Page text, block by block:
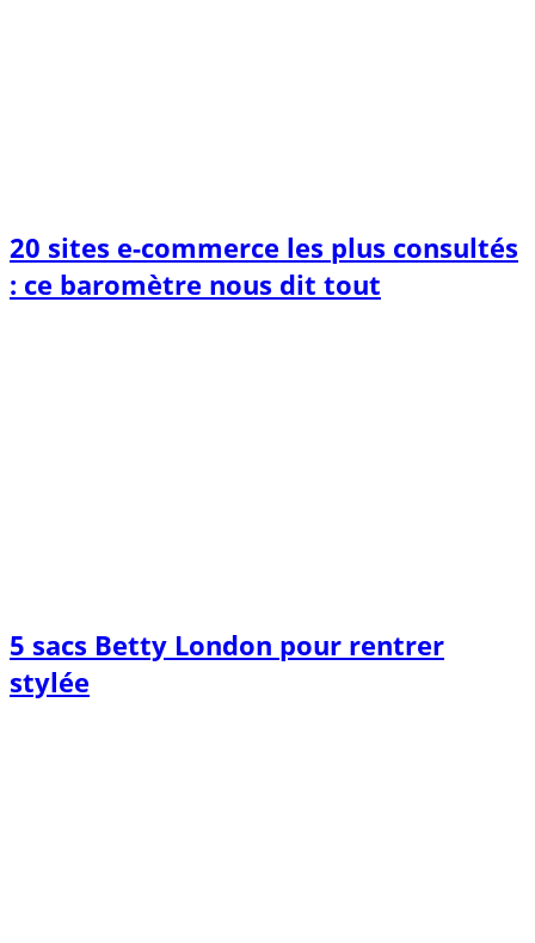
20 sites e-commerce les plus consultés
: ce baromètre nous dit tout
5 sacs Betty London pour rentrer
stylée